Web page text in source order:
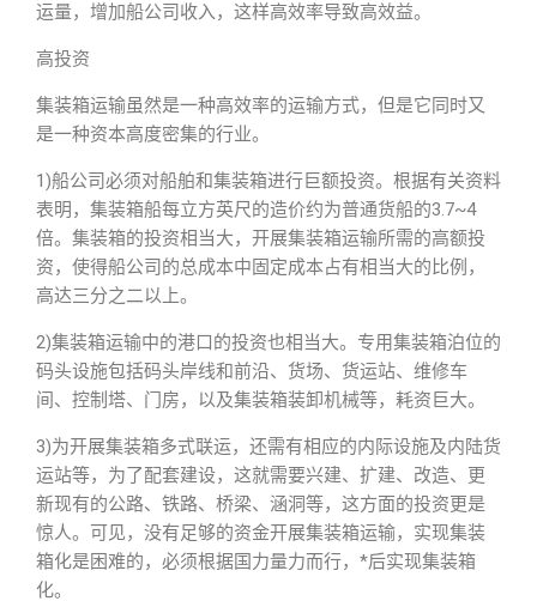
运量，增加船公司收入，这样高效率导致高效益。
高投资
集装箱运输虽然是一种高效率的运输方式，但是它同时又
是一种资本高度密集的行业。
1)船公司必须对船舶和集装箱进行巨额投资。根据有关资料
表明，集装箱船每立方英尺的造价约为普通货船的3.7~4
倍。集装箱的投资相当大，开展集装箱运输所需的高额投
资，使得船公司的总成本中固定成本占有相当大的比例，
高达三分之二以上。
2)集装箱运输中的港口的投资也相当大。专用集装箱泊位的
码头设施包括码头岸线和前沿、货场、货运站、维修车
间、控制塔、门房，以及集装箱装卸机械等，耗资巨大。
3)为开展集装箱多式联运，还需有相应的内际设施及内陆货
运站等，为了配套建设，这就需要兴建、扩建、改造、更
新现有的公路、铁路、桥梁、涵洞等，这方面的投资更是
惊人。可见，没有足够的资金开展集装箱运输，实现集装
箱化是困难的，必须根据国力量力而行，*后实现集装箱
化。